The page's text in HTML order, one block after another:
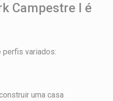
Campestre I é
perfis variados:
uma casa